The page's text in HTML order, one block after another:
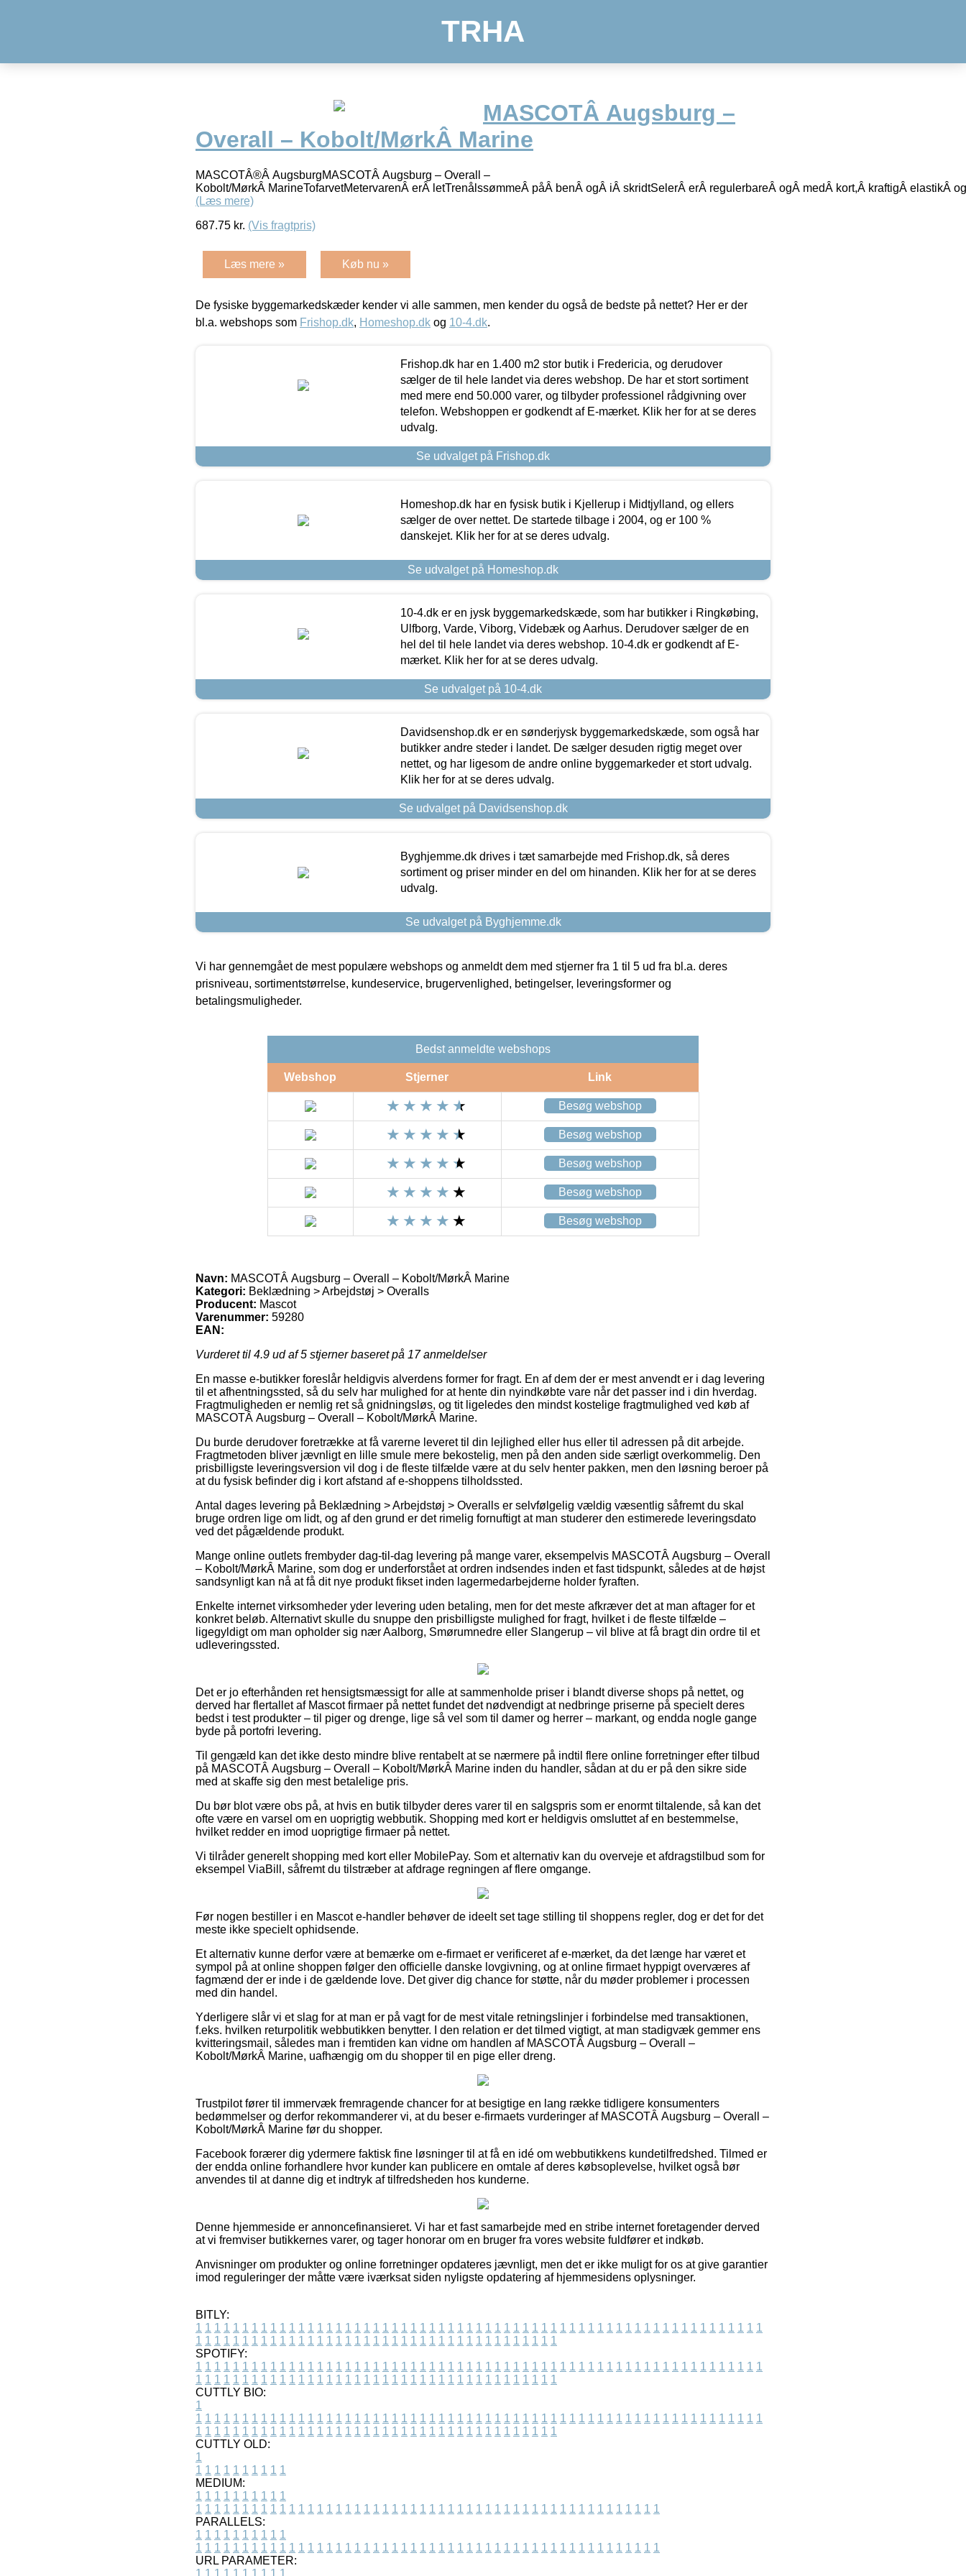
TRHA
MASCOTÂ Augsburg –
Overall – Kobolt/MørkÂ Marine
MASCOTÂ®Â AugsburgMASCOTÂ Augsburg – Overall –
Kobolt/MørkÂ MarineTofarvetMetervarenÂ erÂ letTrenålssømmeÂ påÂ benÂ ogÂ iÂ skridtSelerÂ erÂ regulerbareÂ ogÂ medÂ kort,Â kraftigÂ
(Læs mere)
687.75 kr. (Vis fragtpris)
Læs mere » Køb nu »
De fysiske byggemarkedskæder kender vi alle sammen, men kender du også de bedste på nettet? Her er der
bl.a. webshops som Frishop.dk, Homeshop.dk og 10-4.dk.
Frishop.dk har en 1.400 m2 stor butik i Fredericia, og derudover
sælger de til hele landet via deres webshop. De har et stort sortiment
med mere end 50.000 varer, og tilbyder professionel rådgivning over
telefon. Webshoppen er godkendt af E-mærket. Klik her for at se deres
udvalg.
Se udvalget på Frishop.dk
Homeshop.dk har en fysisk butik i Kjellerup i Midtjylland, og ellers
sælger de over nettet. De startede tilbage i 2004, og er 100 %
danskejet. Klik her for at se deres udvalg.
Se udvalget på Homeshop.dk
10-4.dk er en jysk byggemarkedskæde, som har butikker i Ringkøbing,
Ulfborg, Varde, Viborg, Videbæk og Aarhus. Derudover sælger de en
hel del til hele landet via deres webshop. 10-4.dk er godkendt af E-
mærket. Klik her for at se deres udvalg.
Se udvalget på 10-4.dk
Davidsenshop.dk er en sønderjysk byggemarkedskæde, som også har
butikker andre steder i landet. De sælger desuden rigtig meget over
nettet, og har ligesom de andre online byggemarkeder et stort udvalg.
Klik her for at se deres udvalg.
Se udvalget på Davidsenshop.dk
Byghjemme.dk drives i tæt samarbejde med Frishop.dk, så deres
sortiment og priser minder en del om hinanden. Klik her for at se deres
udvalg.
Se udvalget på Byghjemme.dk
Vi har gennemgået de mest populære webshops og anmeldt dem med stjerner fra 1 til 5 ud fra bl.a. deres
prisniveau, sortimentstørrelse, kundeservice, brugervenlighed, betingelser, leveringsformer og
betalingsmuligheder.
Bedst anmeldte webshops
Webshop Stjerner Link
Besøg webshop
Besøg webshop
Besøg webshop
Besøg webshop
Besøg webshop
Navn: MASCOTÂ Augsburg – Overall – Kobolt/MørkÂ Marine
Kategori: Beklædning > Arbejdstøj > Overalls
Producent: Mascot
Varenummer: 59280
EAN:
Vurderet til 4.9 ud af 5 stjerner baseret på 17anmeldelser
En masse e-butikker foreslår heldigvis alverdens former for fragt. En af dem der er mest anvendt er i dag levering
til et afhentningssted, så du selv har mulighed for at hente din nyindkøbte vare når det passer ind i din hverdag.
Fragtmuligheden er nemlig ret så gnidningsløs, og tit ligeledes den mindst kostelige fragtmulighed ved køb af
MASCOTÂ Augsburg – Overall – Kobolt/MørkÂ Marine.
Du burde derudover foretrække at få varerne leveret til din lejlighed eller hus eller til adressen på dit arbejde.
Fragtmetoden bliver jævnligt en lille smule mere bekostelig, men på den anden side særligt overkommelig. Den
prisbilligste leveringsversion vil dog i de fleste tilfælde være at du selv henter pakken, men den løsning beroer på
at du fysisk befinder dig i kort afstand af e-shoppens tilholdssted.
Antal dages levering på Beklædning > Arbejdstøj > Overalls er selvfølgelig vældig væsentlig såfremt du skal
bruge ordren lige om lidt, og af den grund er det rimelig fornuftigt at man studerer den estimerede leveringsdato
ved det pågældende produkt.
Mange online outlets frembyder dag-til-dag levering på mange varer, eksempelvis MASCOTÂ Augsburg – Overall
– Kobolt/MørkÂ Marine, som dog er underforstået at ordren indsendes inden et fast tidspunkt, således at de højst
sandsynligt kan nå at få dit nye produkt fikset inden lagermedarbejderne holder fyraften.
Enkelte internet virksomheder yder levering uden betaling, men for det meste afkræver det at man aftager for et
konkret beløb. Alternativt skulle du snuppe den prisbilligste mulighed for fragt, hvilket i de fleste tilfælde –
ligegyldigt om man opholder sig nær Aalborg, Smørumnedre eller Slangerup – vil blive at få bragt din ordre til et
udleveringssted.
Det er jo efterhånden ret hensigtsmæssigt for alle at sammenholde priser i blandt diverse shops på nettet, og
derved har flertallet af Mascot firmaer på nettet fundet det nødvendigt at nedbringe priserne på specielt deres
bedst i test produkter – til piger og drenge, lige så vel som til damer og herrer – markant, og endda nogle gange
byde på portofri levering.
Til gengæld kan det ikke desto mindre blive rentabelt at se nærmere på indtil flere online forretninger efter tilbud
på MASCOTÂ Augsburg – Overall – Kobolt/MørkÂ Marine inden du handler, sådan at du er på den sikre side
med at skaffe sig den mest betalelige pris.
Du bør blot være obs på, at hvis en butik tilbyder deres varer til en salgspris som er enormt tiltalende, så kan det
ofte være en varsel om en uoprigtig webbutik. Shopping med kort er heldigvis omsluttet af en bestemmelse,
hvilket redder en imod uoprigtige firmaer på nettet.
Vi tilråder generelt shopping med kort eller MobilePay. Som et alternativ kan du overveje et afdragstilbud som for
eksempel ViaBill, såfremt du tilstræber at afdrage regningen af flere omgange.
Før nogen bestiller i en Mascot e-handler behøver de ideelt set tage stilling til shoppens regler, dog er det for det
meste ikke specielt ophidsende.
Et alternativ kunne derfor være at bemærke om e-firmaet er verificeret af e-mærket, da det længe har været et
sympol på at online shoppen følger den officielle danske lovgivning, og at online firmaet hyppigt overværes af
fagmænd der er inde i de gældende love. Det giver dig chance for støtte, når du møder problemer i processen
med din handel.
Yderligere slår vi et slag for at man er på vagt for de mest vitale retningslinjer i forbindelse med transaktionen,
f.eks. hvilken returpolitik webbutikken benytter. I den relation er det tilmed vigtigt, at man stadigvæk gemmer ens
kvitteringsmail, således man i fremtiden kan vidne om handlen af MASCOTÂ Augsburg – Overall –
Kobolt/MørkÂ Marine, uafhængig om du shopper til en pige eller dreng.
Trustpilot fører til immervæk fremragende chancer for at besigtige en lang række tidligere konsumenters
bedømmelser og derfor rekommanderer vi, at du beser e-firmaets vurderinger af MASCOTÂ Augsburg – Overall –
Kobolt/MørkÂ Marine før du shopper.
Facebook forærer dig ydermere faktisk fine løsninger til at få en idé om webbutikkens kundetilfredshed. Tilmed er
der endda online forhandlere hvor kunder kan publicere en omtale af deres købsoplevelse, hvilket også bør
anvendes til at danne dig et indtryk af tilfredsheden hos kunderne.
Denne hjemmeside er annoncefinansieret. Vi har et fast samarbejde med en stribe internet foretagender derved
at vi fremviser butikkernes varer, og tager honorar om en bruger fra vores website fuldfører et indkøb.
Anvisninger om produkter og online forretninger opdateres jævnligt, men det er ikke muligt for os at give garantier
imod reguleringer der måtte være iværksat siden nyligste opdatering af hjemmesidens oplysninger.
BITLY:
1 1 1 1 1 1 1 1 1 1 1 1 1 1 1 1 1 1 1 1 1 1 1 1 1 1 1 1 1 1 1 1 1 1 1 1 1 1 1 1 1 1 1 1 1 1 1 1 1 1 1 1 1 1 1 1 1 1 1 1 1
1 1 1 1 1 1 1 1 1 1 1 1 1 1 1 1 1 1 1 1 1 1 1 1 1 1 1 1 1 1 1 1 1 1 1 1 1 1 1
SPOTIFY:
1 1 1 1 1 1 1 1 1 1 1 1 1 1 1 1 1 1 1 1 1 1 1 1 1 1 1 1 1 1 1 1 1 1 1 1 1 1 1 1 1 1 1 1 1 1 1 1 1 1 1 1 1 1 1 1 1 1 1 1 1
1 1 1 1 1 1 1 1 1 1 1 1 1 1 1 1 1 1 1 1 1 1 1 1 1 1 1 1 1 1 1 1 1 1 1 1 1 1 1
CUTTLY BIO:
1
1 1 1 1 1 1 1 1 1 1 1 1 1 1 1 1 1 1 1 1 1 1 1 1 1 1 1 1 1 1 1 1 1 1 1 1 1 1 1 1 1 1 1 1 1 1 1 1 1 1 1 1 1 1 1 1 1 1 1 1 1
1 1 1 1 1 1 1 1 1 1 1 1 1 1 1 1 1 1 1 1 1 1 1 1 1 1 1 1 1 1 1 1 1 1 1 1 1 1 1
CUTTLY OLD:
1
1 1 1 1 1 1 1 1 1 1
MEDIUM:
1 1 1 1 1 1 1 1 1 1
1 1 1 1 1 1 1 1 1 1 1 1 1 1 1 1 1 1 1 1 1 1 1 1 1 1 1 1 1 1 1 1 1 1 1 1 1 1 1 1 1 1 1 1 1 1 1 1 1 1
PARALLELS:
1 1 1 1 1 1 1 1 1 1
1 1 1 1 1 1 1 1 1 1 1 1 1 1 1 1 1 1 1 1 1 1 1 1 1 1 1 1 1 1 1 1 1 1 1 1 1 1 1 1 1 1 1 1 1 1 1 1 1 1
URL PARAMETER:
1 1 1 1 1 1 1 1 1 1